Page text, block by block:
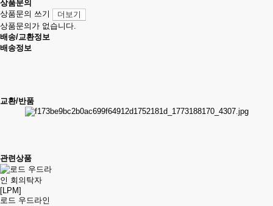
상품문의
상품문의 쓰기
더보기
상품문의가 없습니다.
배송/교환정보
배송정보
교환/반품
관련상품
로드 우드라인